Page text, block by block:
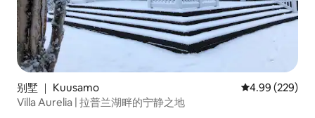
别墅 ｜ Kuusamo 平均评分 4.99
4.99 (229)
Villa Aurelia | 拉普兰湖畔的宁静之地